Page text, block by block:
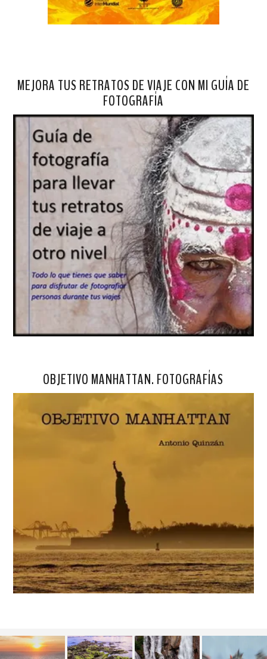
MEJORA TUS RETRATOS DE VIAJE CON MI GUÍA DE
FOTOGRAFÍA
OBJETIVO MANHATTAN. FOTOGRAFÍAS